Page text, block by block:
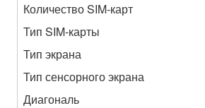
Количество SIM-карт
Тип SIM-карты
Тип экрана
Тип сенсорного экрана
Диагональ